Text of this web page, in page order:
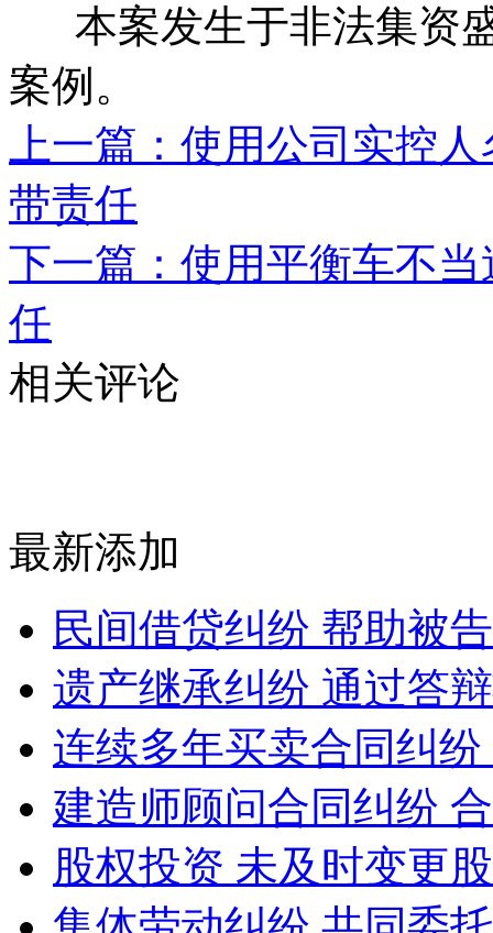
本案发生于非法集资
案例。
上一篇：使用公司实控
带责任
下一篇：使用平衡车不
任
相关评论
最新添加
民间借贷纠纷 帮助被
遗产继承纠纷 通过答
连续多年买卖合同纠
建造师顾问合同纠纷
股权投资 未及时变更